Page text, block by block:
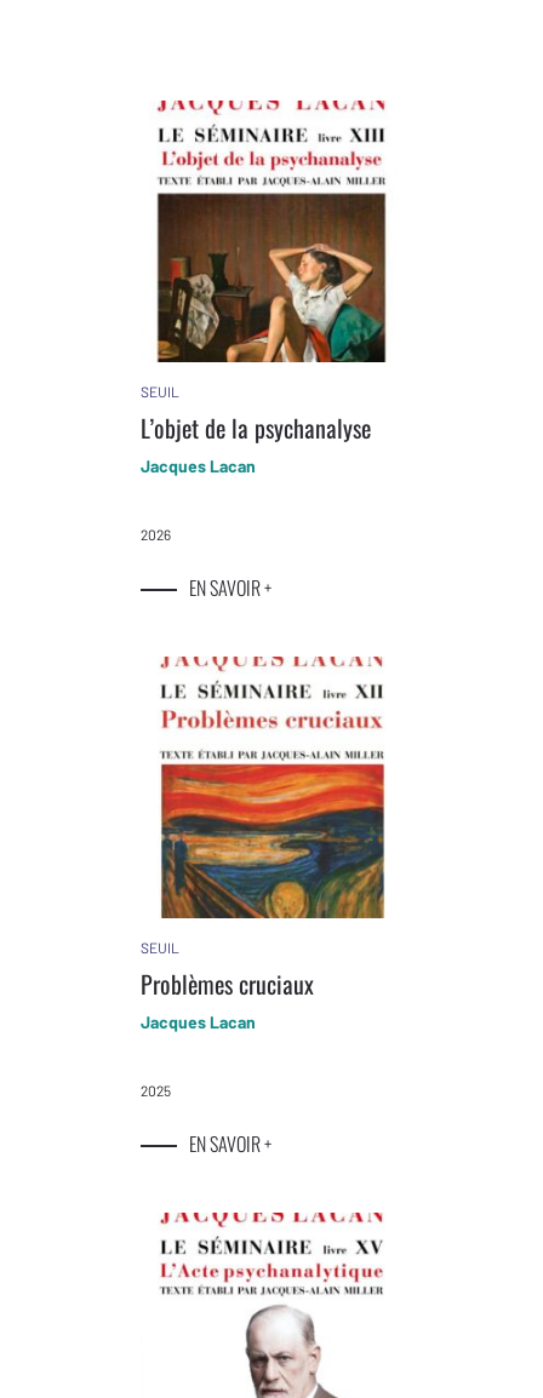
SEUIL
L’objet de la psychanalyse
Jacques Lacan
2026
EN SAVOIR +
SEUIL
Problèmes cruciaux
Jacques Lacan
2025
EN SAVOIR +